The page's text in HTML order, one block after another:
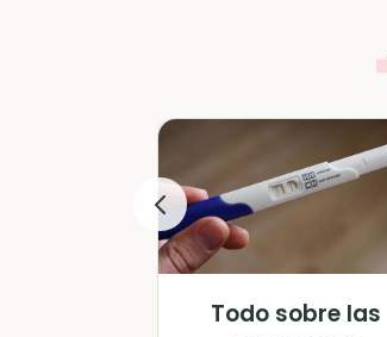
Todo sobre las